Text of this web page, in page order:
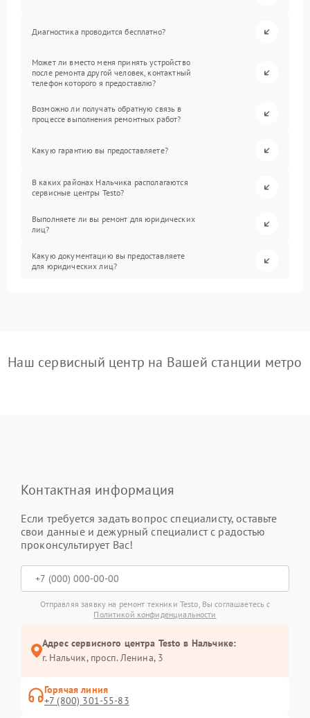
Диагностика проводится бесплатно?
Может ли вместо меня принять устройство
после ремонта другой человек, контактный
телефон которого я предоставлю?
Возможно ли получать обратную связь в
процессе выполнения ремонтных работ?
Какую гарантию вы предоставляете?
В каких районах Нальчика располагаются
сервисные центры Testo?
Выполняете ли вы ремонт для юридических
лиц?
Какую документацию вы предоставляете
для юридических лиц?
Наш сервисный центр на Вашей станции метро
Контактная информация
Если требуется задать вопрос специалисту, оставьте
свои данные и дежурный специалист с радостью
проконсультирует Вас!
Отправляя заявку на ремонт техники Testo, Вы соглашаетесь с
Политикой конфиденциальности
Адрес сервисного центра Testo в Нальчике:
г. Нальчик, просп. Ленина, 3
Горячая линия
+7 (800) 301-55-83